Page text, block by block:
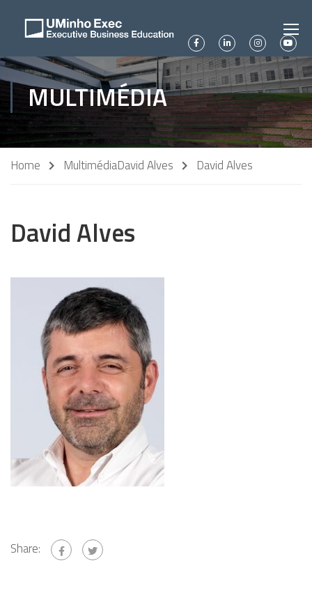
MULTIMÉDIA
Home MultimédiaDavid Alves David Alves
David Alves
Share: